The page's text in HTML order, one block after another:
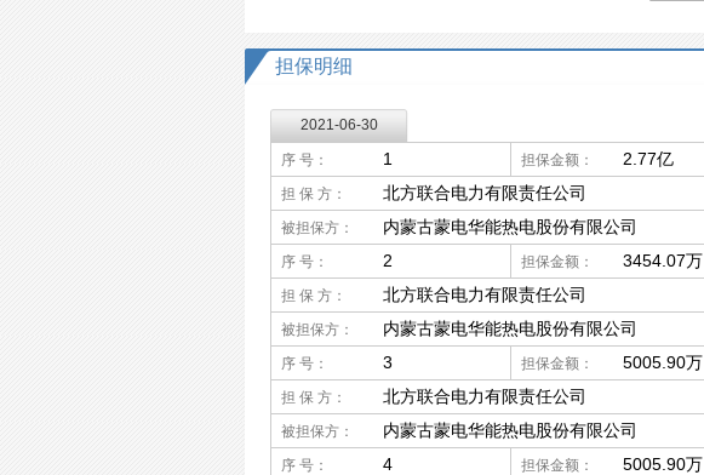
担保明细
2021-06-30
序 号： 1 担保金额： 2.77亿
担 保 方： 北方联合电力有限责任公司
被担保方：
内蒙古蒙电华能热电股份有限公司
序 号： 2 担保金额： 3454.07万
担 保 方： 北方联合电力有限责任公司
被担保方：
内蒙古蒙电华能热电股份有限公司
序 号： 3 担保金额： 5005.90万
担 保 方： 北方联合电力有限责任公司
被担保方：
内蒙古蒙电华能热电股份有限公司
序 号： 4 担保金额： 5005.90万